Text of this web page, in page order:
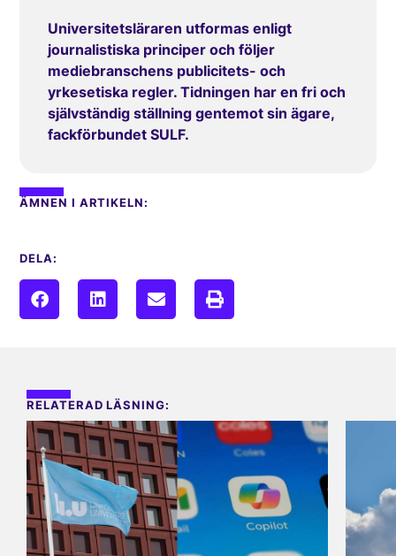
Universitetsläraren utformas enligt
journalistiska principer och följer
mediebranschens publicitets- och
yrkesetiska regler. Tidningen har en fri och
självständig ställning gentemot sin ägare,
fackförbundet SULF.
ÄMNEN I ARTIKELN:
DELA:
RELATERAD LÄSNING: